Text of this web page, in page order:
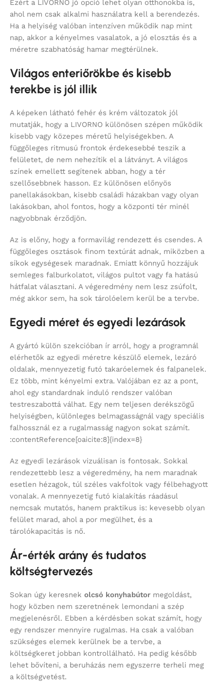
Ezért a LIVORNO jó opció lehet olyan otthonokba is,
ahol nem csak alkalmi használatra kell a berendezés.
Ha a helyiség valóban intenzíven működik nap mint
nap, akkor a kényelmes vasalatok, a jó elosztás és a
méretre szabhatóság hamar megtérülnek.
Világos enteriőrökbe és kisebb
terekbe is jól illik
A képeken látható fehér és krém változatok jól
mutatják, hogy a LIVORNO különösen szépen működik
kisebb vagy közepes méretű helyiségekben. A
függőleges ritmusú frontok érdekesebbé teszik a
felületet, de nem nehezítik el a látványt. A világos
színek emellett segítenek abban, hogy a tér
szellősebbnek hasson. Ez különösen előnyös
panellakásokban, kisebb családi házakban vagy olyan
lakásokban, ahol fontos, hogy a központi tér minél
nagyobbnak érződjön.
Az is előny, hogy a formavilág rendezett és csendes. A
függőleges osztások finom textúrát adnak, miközben a
síkok egységesek maradnak. Emiatt könnyű hozzájuk
semleges falburkolatot, világos pultot vagy fa hatású
hátfalat választani. A végeredmény nem lesz zsúfolt,
még akkor sem, ha sok tárolóelem kerül be a tervbe.
Egyedi méret és egyedi lezárások
A gyártó külön szekcióban ír arról, hogy a programnál
elérhetők az egyedi méretre készülő elemek, lezáró
oldalak, mennyezetig futó takaróelemek és falpanelek.
Ez több, mint kényelmi extra. Valójában ez az a pont,
ahol egy standardnak induló rendszer valóban
testreszabottá válhat. Egy nem teljesen derékszögű
helyiségben, különleges belmagasságnál vagy speciális
falhossznál ez a rugalmasság nagyon sokat számít.
:contentReference[oaicite:8]{index=8}
Az egyedi lezárások vizuálisan is fontosak. Sokkal
rendezettebb lesz a végeredmény, ha nem maradnak
esetlen hézagok, túl széles vakfoltok vagy félbehagyott
vonalak. A mennyezetig futó kialakítás ráadásul
nemcsak mutatós, hanem praktikus is: kevesebb olyan
felület marad, ahol a por megülhet, és a
tárolókapacitás is nő.
Ár-érték arány és tudatos
költségtervezés
Sokan úgy keresnek olcsó konyhabútor megoldást,
hogy közben nem szeretnének lemondani a szép
megjelenésről. Ebben a kérdésben sokat számít, hogy
egy rendszer mennyire rugalmas. Ha csak a valóban
szükséges elemek kerülnek be a tervbe, a
költségkeret jobban kontrollálható. Ha pedig később
lehet bővíteni, a beruházás nem egyszerre terheli meg
a költségvetést.